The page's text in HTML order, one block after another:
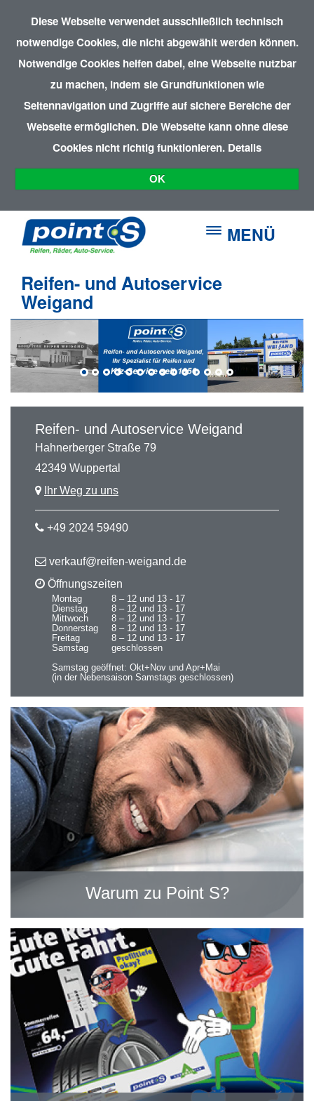
Diese Webseite verwendet ausschließlich technisch
notwendige Cookies, die nicht abgewählt werden können.
Notwendige Cookies helfen dabei, eine Webseite nutzbar
zu machen, indem sie Grundfunktionen wie
Seitennavigation und Zugriffe auf sichere Bereiche der
Webseite ermöglichen. Die Webseite kann ohne diese
Cookies nicht richtig funktionieren. Details
OK
MENÜ
Reifen- und Autoservice
Weigand
Reifen- und Autoservice Weigand
Hahnerberger Straße 79
42349 Wuppertal
Ihr Weg zu uns
+49 2024 59490
verkauf@reifen-weigand.de
Öffnungszeiten
Montag
8 – 12 und 13 - 17
Dienstag
8 – 12 und 13 - 17
Mittwoch
8 – 12 und 13 - 17
Donnerstag
8 – 12 und 13 - 17
Freitag
8 – 12 und 13 - 17
Samstag
geschlossen
Samstag geöffnet: Okt+Nov und Apr+Mai
(in der Nebensaison Samstags geschlossen)
Warum zu Point S?